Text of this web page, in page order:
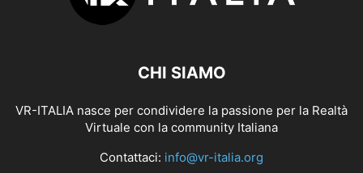
CHI SIAMO
VR-ITALIA nasce per condividere la passione per la Realtà
Virtuale con la community Italiana
Contattaci: info@vr-italia.org